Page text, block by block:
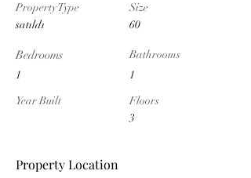
Property Type
satıldı
Bedrooms
1
Year Built
Size
60
Bathrooms
1
Floors
3
Property Location